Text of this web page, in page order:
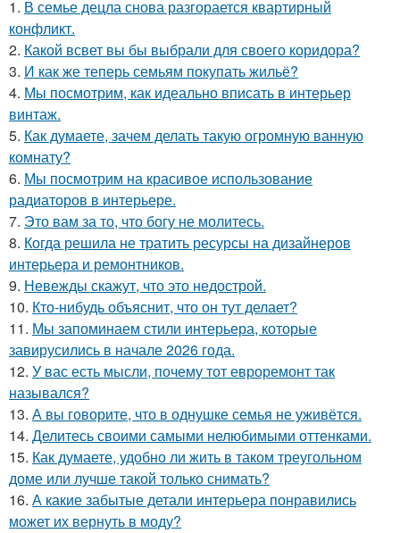
1. В семье децла снова разгорается квартирный
конфликт.
2. Какой всвет вы бы выбрали для своего коридора?
3. И как же теперь семьям покупать жильё?
4. Мы посмотрим, как идеально вписать в интерьер
винтаж.
5. Как думаете, зачем делать такую огромную ванную
комнату?
6. Мы посмотрим на красивое использование
радиаторов в интерьере.
7. Это вам за то, что богу не молитесь.
8. Когда решила не тратить ресурсы на дизайнеров
интерьера и ремонтников.
9. Невежды скажут, что это недострой.
10. Кто-нибудь объяснит, что он тут делает?
11. Мы запоминаем стили интерьера, которые
завирусились в начале 2026 года.
12. У вас есть мысли, почему тот евроремонт так
назывался?
13. А вы говорите, что в однушке семья не уживётся.
14. Делитесь своими самыми нелюбимыми оттенками.
15. Как думаете, удобно ли жить в таком треугольном
доме или лучше такой только снимать?
16. А какие забытые детали интерьера понравились
может их вернуть в моду?